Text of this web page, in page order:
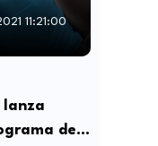
11:21:00
lanza
de